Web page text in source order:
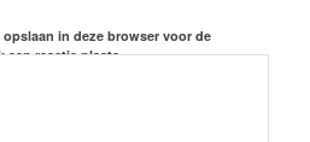
in deze browser voor de
een reactie plaats.